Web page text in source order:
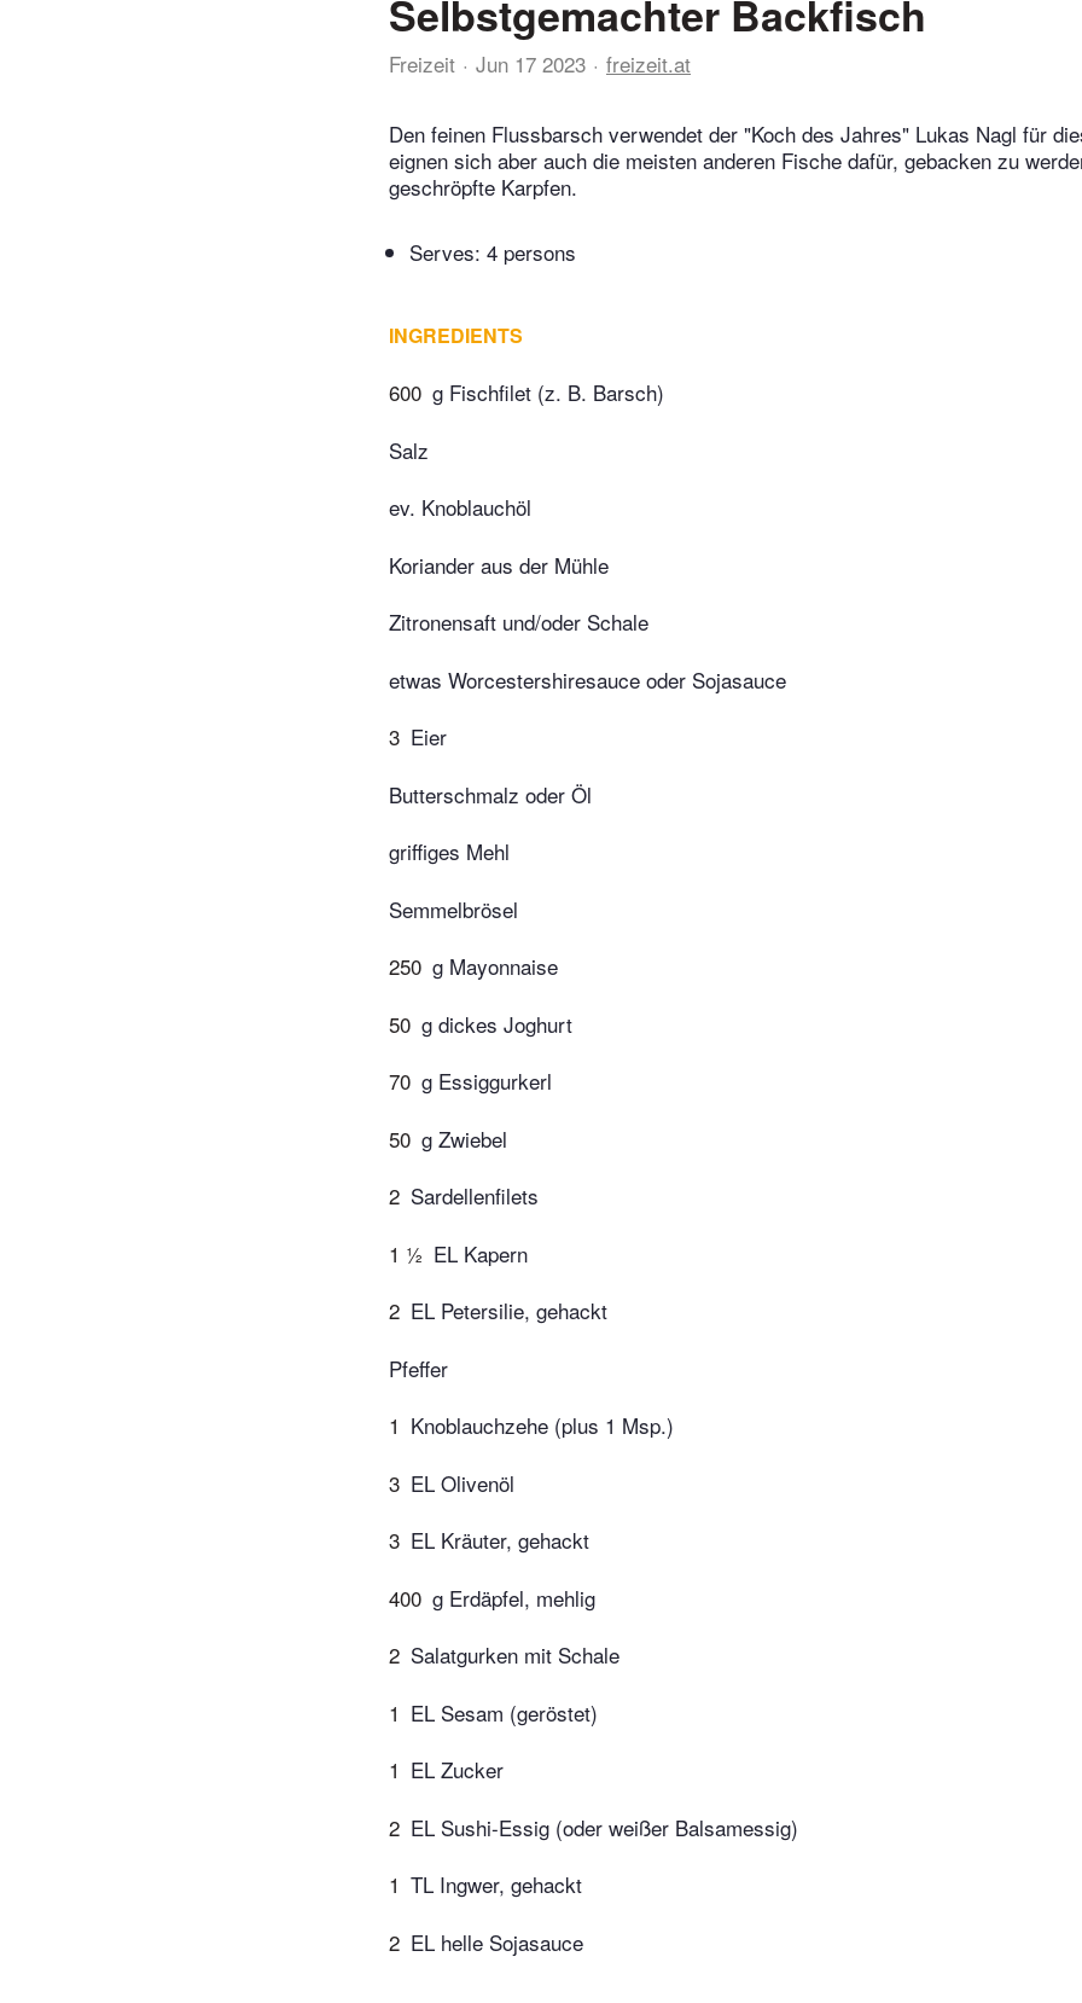
Selbstgemachter Backfisch
Freizeit Jun 17 2023 freizeit.at
Den feinen Flussbarsch verwendet der "Koch des Jahres" Lukas Nagl für
eignen sich aber auch die meisten anderen Fische dafür, gebacken zu
geschröpfte Karpfen.
Serves: 4 persons
INGREDIENTS
600 g Fischfilet (z. B. Barsch)
Salz
ev. Knoblauchöl
Koriander aus der Mühle
Zitronensaft und/oder Schale
etwas Worcestershiresauce oder Sojasauce
3 Eier
Butterschmalz oder Öl
griffiges Mehl
Semmelbrösel
250 g Mayonnaise
50 g dickes Joghurt
70 g Essiggurkerl
50 g Zwiebel
2 Sardellenfilets
1 ½ EL Kapern
2 EL Petersilie, gehackt
Pfeffer
1 Knoblauchzehe (plus 1 Msp.)
3 EL Olivenöl
3 EL Kräuter, gehackt
400 g Erdäpfel, mehlig
2 Salatgurken mit Schale
1 EL Sesam (geröstet)
1 EL Zucker
2 EL Sushi-Essig (oder weißer Balsamessig)
1 TL Ingwer, gehackt
2 EL helle Sojasauce